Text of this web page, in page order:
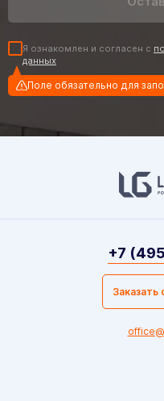
Я ознакомлен и согласен с
данных
Поле обязательно для
+7
Заказать